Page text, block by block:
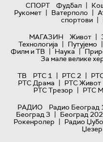
СПОРТ
Фудбал |
Рукомет | Ватерполо |
спортови |
МАГАЗИН
Живот |
Технологијa | Путујемо |
Филм и ТВ | Наука |
За мале велике
ТВ
РТС 1 | РТС 2 |
РТС Драма | РТС Живот
РТС Трезор | РТС
РАДИО
Радио Београд
Београд 3 | Београд 202
Рокенролер | Радио
Џезер